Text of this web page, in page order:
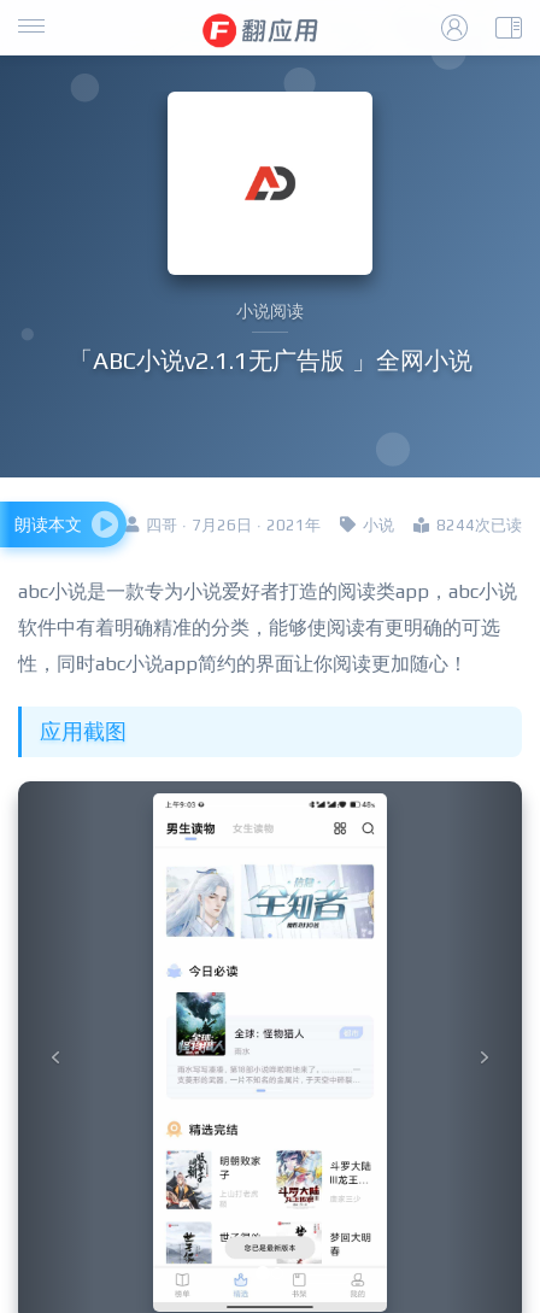
小说阅读
「ABC小说v2.1.1无广告版 」全网小说
四哥 · 7月26日 · 2021年 小说 8244次已读
朗读本文
abc小说是一款专为小说爱好者打造的阅读类app，abc小说
软件中有着明确精准的分类，能够使阅读有更明确的可选
性，同时abc小说app简约的界面让你阅读更加随心！
应用截图
Next